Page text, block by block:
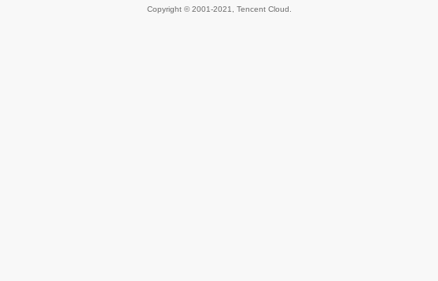
Copyright © 2001-2021, Tencent Cloud.